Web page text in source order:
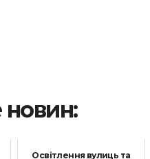
Освітлення вулиць та